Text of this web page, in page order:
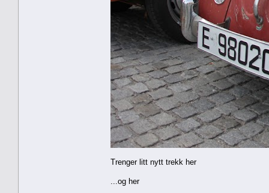
Trenger litt nytt trekk her
...og her